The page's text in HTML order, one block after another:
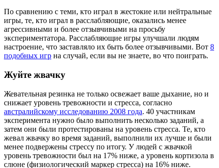
По сравнению с теми, кто играл в жестокие или нейтральные
игры, те, кто играл в расслабляющие, оказались менее
агрессивными и более отзывчивыми на просьбу
экспериментатора. Расслабляющие игры улучшали людям
настроение, что заставляло их быть более отзывчивыми. Вот 8
подобных игр на случай, если вы не знаете, во что поиграть.
Жуйте жвачку
Жевательная резинка не только освежает ваше дыхание, но и
снижает уровень тревожности и стресса, согласно
австралийскому исследованию 2008 года. 40 участникам
эксперимента нужно было выполнить несколько заданий, а
затем они были протестированы на уровень стресса. Те, кто
жевал жвачку во время заданий, выполнили их лучше и были
менее подвержены стрессу по итогу. У людей с жвачкой
уровень тревожности был на 17% ниже, а уровень кортизола в
слюне (физиологический маркер стресса) на 16% ниже.